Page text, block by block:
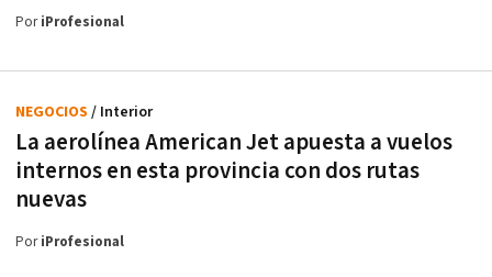
PoriProfesional
La aerolínea American Jet apuesta a vuelos
internos en esta provincia con dos rutas
nuevas
NEGOCIOS / Interior
PoriProfesional